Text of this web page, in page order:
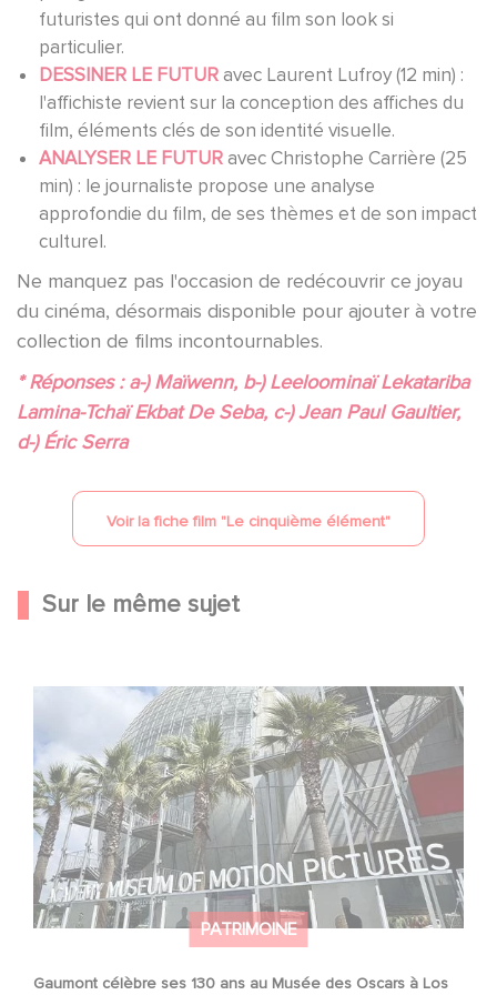
futuristes qui ont donné au film son look si
particulier.
DESSINER LE FUTUR avec Laurent Lufroy (12 min) :
l'affichiste revient sur la conception des affiches du
film, éléments clés de son identité visuelle.
ANALYSER LE FUTUR avec Christophe Carrière (25
min) : le journaliste propose une analyse
approfondie du film, de ses thèmes et de son impact
culturel.
Ne manquez pas l'occasion de redécouvrir ce joyau
du cinéma, désormais disponible pour ajouter à votre
collection de films incontournables.
* Réponses : a-) Maïwenn, b-) Leeloominaï Lekatariba
Lamina-Tchaï Ekbat De Seba, c-) Jean Paul Gaultier,
d-) Éric Serra
Voir la fiche film "Le cinquième élément"
Sur le même sujet
PATRIMOINE
Gaumont célèbre ses 130 ans au Musée des Oscars à Los
Gaumont célèbre ses 130 ans au Musée des Oscars à
Los Angeles !